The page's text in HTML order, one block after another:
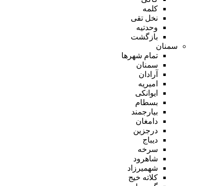
کلمه
نخل تقی
وحدتیه
بازگشت
سمنان
تمام شهر‌ها
سمنان
آرادان
امیریه
ایوانکی
بسطام
بیارجمند
دامغان
درجزین
دیباج
سرخه
شاهرود
شهمیرزاد
کلاته خیج